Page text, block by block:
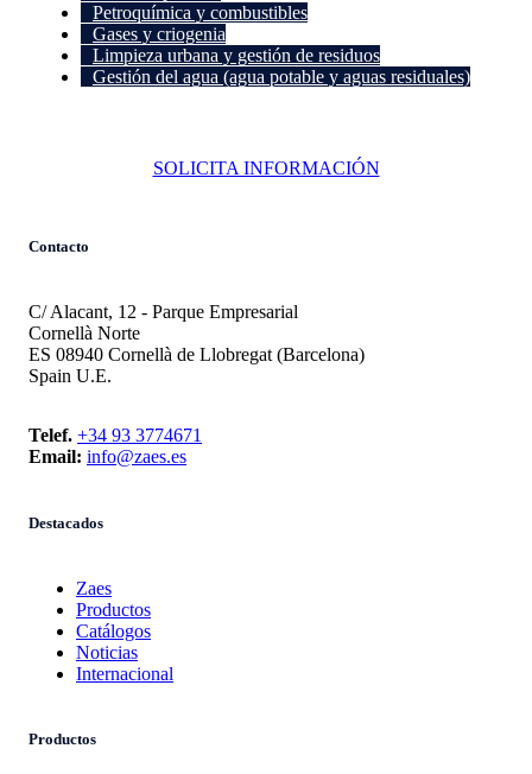
Petroquímica y combustibles
Gases y criogenia
Limpieza urbana y gestión de residuos
Gestión del agua (agua potable y aguas residuales)
SOLICITA INFORMACIÓN
Contacto
C/ Alacant, 12 - Parque Empresarial
Cornellà Norte
ES 08940 Cornellà de Llobregat (Barcelona)
Spain U.E.
Telef. +34 93 3774671
Email: info@zaes.es
Destacados
Zaes
Productos
Catálogos
Noticias
Internacional
Productos